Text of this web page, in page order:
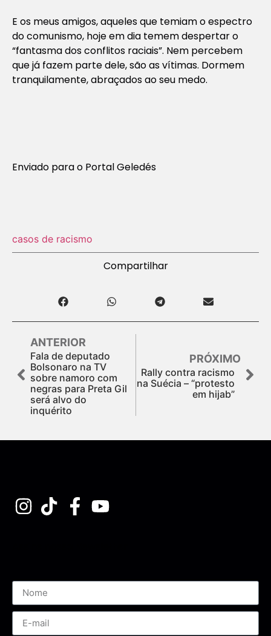
E os meus amigos, aqueles que temiam o espectro
do comunismo, hoje em dia temem despertar o
“fantasma dos conflitos raciais”. Nem percebem
que já fazem parte dele, são as vítimas. Dormem
tranquilamente, abraçados ao seu medo.
Enviado para o Portal Geledés
casos de racismo
Compartilhar
ANTERIOR
Fala de deputado
Bolsonaro na TV
sobre namoro com
negras para Preta Gil
será alvo do
inquérito
PRÓXIMO
Rally contra racismo
na Suécia – “protesto
em hijab”